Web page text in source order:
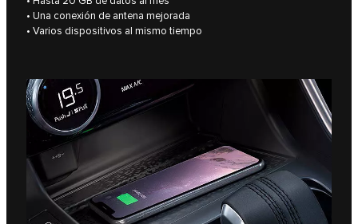
• Una conexión de antena mejorada
• Varios dispositivos al mismo tiempo